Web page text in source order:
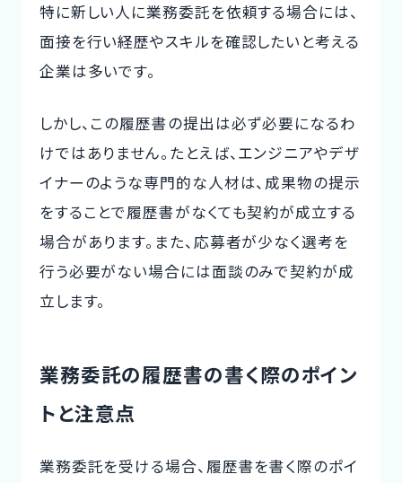
特に新しい人に業務委託を依頼する場合には、
面接を行い経歴やスキルを確認したいと考える
企業は多いです。
しかし、この履歴書の提出は必ず必要になるわ
けではありません。たとえば、エンジニアやデザ
イナーのような専門的な人材は、成果物の提示
をすることで履歴書がなくても契約が成立する
場合があります。また、応募者が少なく選考を
行う必要がない場合には面談のみで契約が成
立します。
業務委託の履歴書の書く際のポイン
トと注意点
業務委託を受ける場合、履歴書を書く際のポイ